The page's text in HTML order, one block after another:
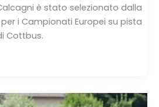
è stato selezionato dalla
i Campionati Europei su pista
Cottbus.